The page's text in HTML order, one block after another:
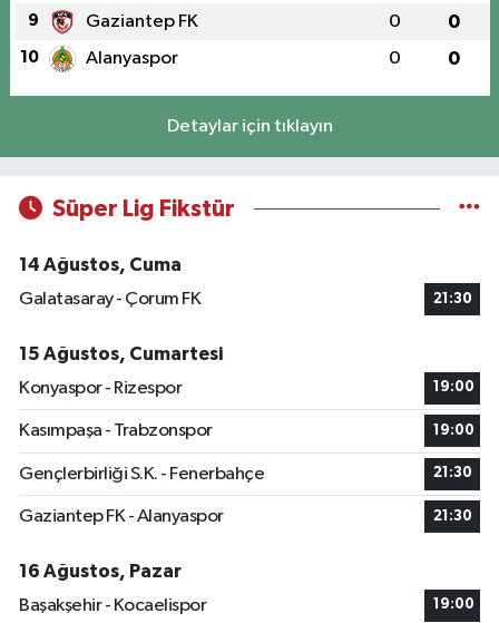
9 Gaziantep FK 0 0
10 Alanyaspor 0 0
Detaylar için tıklayın
Süper Lig Fikstür
14 Ağustos, Cuma
Galatasaray - Çorum FK
21:30
15 Ağustos, Cumartesi
Konyaspor - Rizespor
19:00
Kasımpaşa - Trabzonspor 19:00
Gençlerbirliği S.K. - Fenerbahçe 21:30
Gaziantep FK - Alanyaspor 21:30
16 Ağustos, Pazar
Başakşehir - Kocaelispor
19:00